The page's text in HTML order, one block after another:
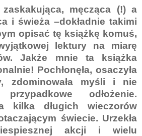
zaskakująca, męcząca (!) a
i świeża –dokładnie takimi
opisać tę książkę komuś,
lektury na miarę
Jakże mnie ta książka
Pochłonęła, osaczyła
zdominowała myśli i nie
odłożenie.
kilka długich wieczorów
świecie. Urzekła
akcji i wielu